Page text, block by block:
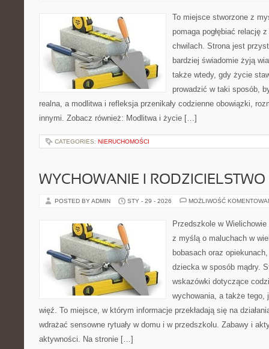
To miejsce stworzone z
pomaga pogłębiać relację
chwilach. Strona jest
bardziej świadomie żyją
także wtedy, gdy życie
prowadzić w taki sposób,
realna, a modlitwa i refleksja przenikały codzienne obowiązki,
innymi. Zobacz również: Modlitwa i życie […]
CATEGORIES: NIERUCHOMOŚCI
WYCHOWANIE I RODZICIELSTWO
POSTED BY ADMIN STY - 29 - 2026 MOŻLIWOŚĆ
Przedszkole w
z myślą o maluchach w
bobasach oraz
dziecka w sposób mądry.
wskazówki dotyczące
wychowania, a także tego,
więź. To miejsce, w którym informacje przekładają się na
wdrażać sensowne rytuały w domu i w przedszkolu. Zabawy i
aktywności. Na stronie […]